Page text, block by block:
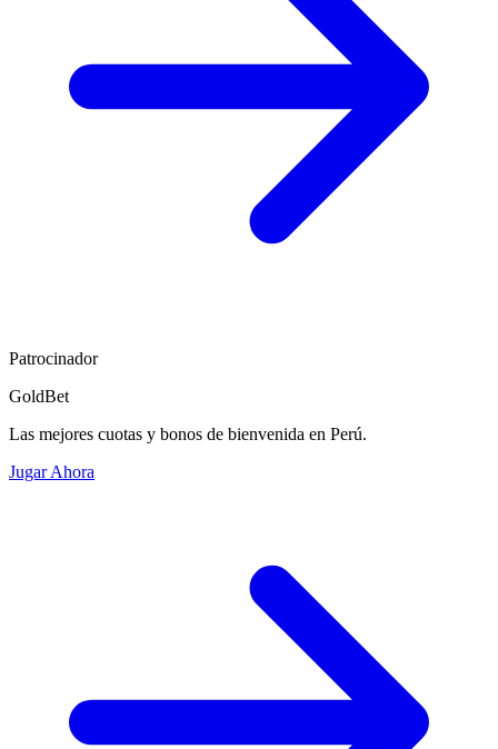
Patrocinador
GoldBet
Las mejores cuotas y bonos de bienvenida en Perú.
Jugar Ahora